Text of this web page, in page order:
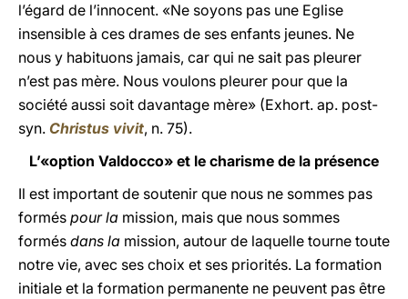
l’égard de l’innocent. «Ne soyons pas une Eglise
insensible à ces drames de ses enfants jeunes. Ne
nous y habituons jamais, car qui ne sait pas pleurer
n’est pas mère. Nous voulons pleurer pour que la
société aussi soit davantage mère» (Exhort. ap. post-
syn. Christus vivit, n. 75).
L’«option Valdocco» et le charisme de la présence
Il est important de soutenir que nous ne sommes pas
formés pour la mission, mais que nous sommes
formés dans la mission, autour de laquelle tourne toute
notre vie, avec ses choix et ses priorités. La formation
initiale et la formation permanente ne peuvent pas être